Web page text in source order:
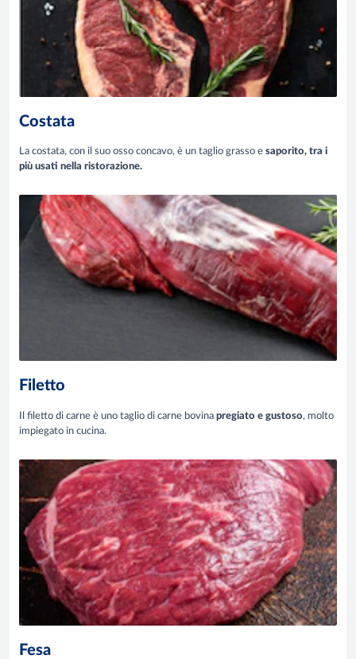
Costata
La costata, con il suo osso concavo, è un taglio grasso e saporito, tra i
più usati nella ristorazione.
Filetto
Il filetto di carne è uno taglio di carne bovina pregiato e gustoso, molto
impiegato in cucina.
Fesa